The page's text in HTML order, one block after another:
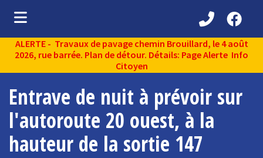
(Découvrir )
(Administration municipale )
(Services aux citoyens )
(Partenaires )
(Loisirs et vie communautaire )
ALERTE - Travaux de pavage chemin Brouillard, le 4 août
2026, rue barrée. Plan de détour. Détails: Page Alerte Info
Citoyen
Entrave de nuit à prévoir sur
l'autoroute 20 ouest, à la
hauteur de la sortie 147